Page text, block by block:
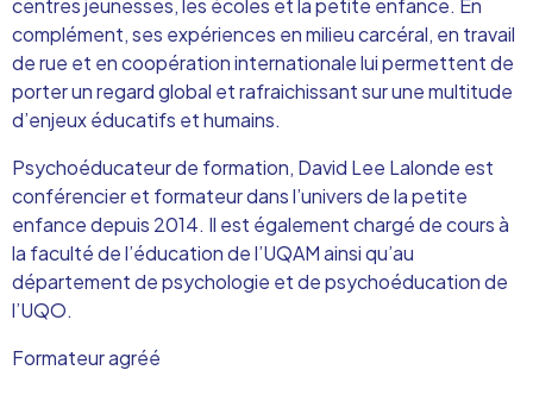
centres jeunesses, les écoles et la petite enfance. En
complément, ses expériences en milieu carcéral, en travail
de rue et en coopération internationale lui permettent de
porter un regard global et rafraichissant sur une multitude
d’enjeux éducatifs et humains.
Psychoéducateur de formation, David Lee Lalonde est
conférencier et formateur dans l’univers de la petite
enfance depuis 2014. Il est également chargé de cours à
la faculté de l’éducation de l’UQAM ainsi qu’au
département de psychologie et de psychoéducation de
l’UQO.
Formateur agréé